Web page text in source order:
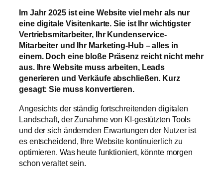
Im Jahr 2025 ist eine Website viel mehr als nur
eine digitale Visitenkarte. Sie ist Ihr wichtigster
Vertriebsmitarbeiter, Ihr Kundenservice-
Mitarbeiter und Ihr Marketing-Hub – alles in
einem. Doch eine bloße Präsenz reicht nicht mehr
aus. Ihre Website muss arbeiten, Leads
generieren und Verkäufe abschließen. Kurz
gesagt: Sie muss konvertieren.
Angesichts der ständig fortschreitenden digitalen
Landschaft, der Zunahme von KI-gestützten Tools
und der sich ändernden Erwartungen der Nutzer ist
es entscheidend, Ihre Website kontinuierlich zu
optimieren. Was heute funktioniert, könnte morgen
schon veraltet sein.